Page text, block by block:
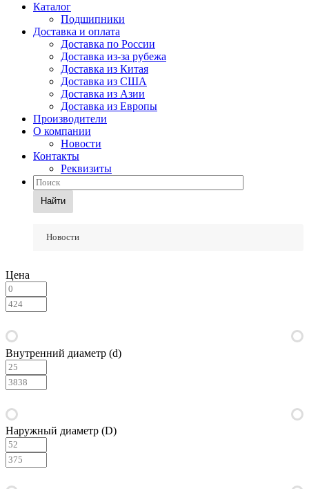
Каталог
Подшипники
Доставка и оплата
Доставка по России
Доставка из-за рубежа
Доставка из Китая
Доставка из США
Доставка из Азии
Доставка из Европы
Производители
О компании
Новости
Контакты
Реквизиты
Найти
Новости
Цена
Внутренний диаметр (d)
Наружный диаметр (D)